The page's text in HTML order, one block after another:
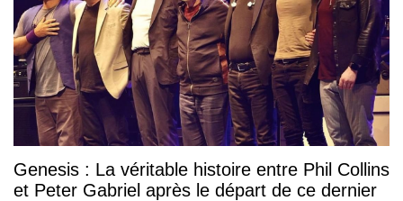
Genesis : La véritable histoire entre Phil Collins
et Peter Gabriel après le départ de ce dernier